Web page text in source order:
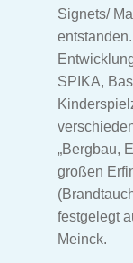
Signets/
entstanden.
SPIKA,
„Bergbau,
großen
festgelegt
Meinck.